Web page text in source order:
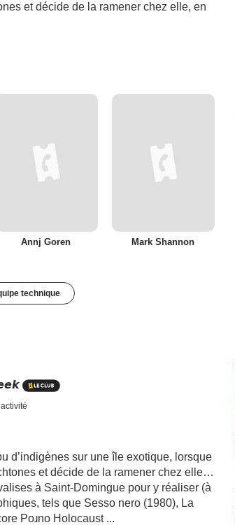
et décide de la ramener chez elle, en
Annj Goren Mark Shannon
technique
d’indigènes sur une île exotique, lorsque
et décide de la ramener chez elle…
à Saint-Domingue pour y réaliser (à
tels que Sesso nero (1980), La
Poɹno Holocaust ...